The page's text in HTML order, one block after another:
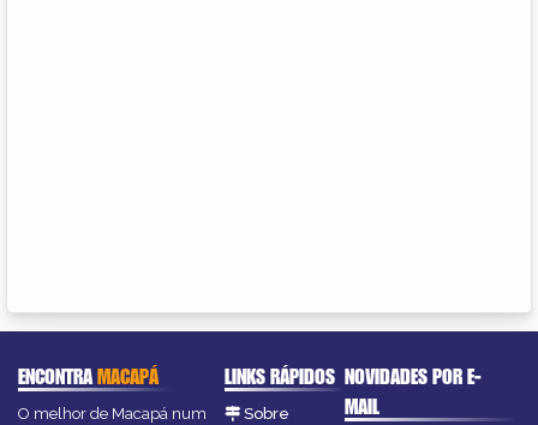
ENCONTRAMACAPÁ
O melhor de Macapá num
LINKS RÁPIDOS
Sobre
NOVIDADES POR E-
MAIL